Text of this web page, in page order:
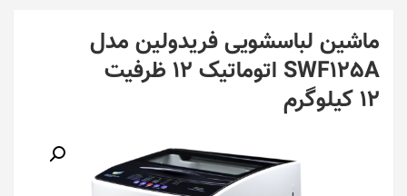
ماشین لباسشویی فریدولین مدل
SWF125A اتوماتيک 12 ظرفیت
12 کیلوگرم